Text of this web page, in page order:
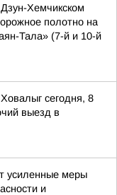
Хемчикском
полотно на
Тала» (7-й и 10-й
сегодня, 8
выезд в
усиленные меры
и